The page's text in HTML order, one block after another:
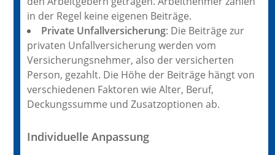
in der Regel keine eigenen Beiträge.
Private Unfallversicherung: Die Beiträge zur
privaten Unfallversicherung werden vom
Versicherungsnehmer, also der versicherten
Person, gezahlt. Die Höhe der Beiträge hängt von
verschiedenen Faktoren wie Alter, Beruf,
Deckungssumme und Zusatzoptionen ab.
Individuelle Anpassung